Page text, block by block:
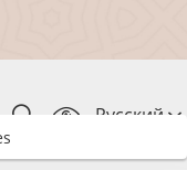
Русский